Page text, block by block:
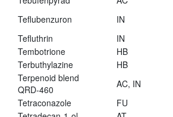
Teflubenzuron
IN
Tefluthrin
IN
Tembotrione
HB
Terbuthylazine
HB
Terpenoid blend
QRD-460
AC, IN
Tetraconazole
FU